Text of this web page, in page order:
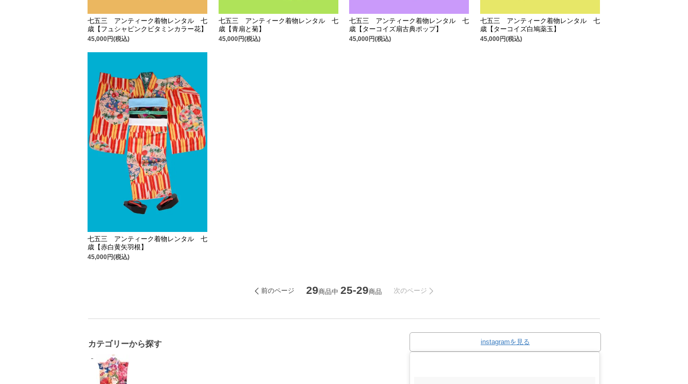
七五三 アンティーク着物レンタル 七
歳【フュシャピンクビタミンカラー花】
45,000円(税込)
七五三 アンティーク着物レンタル 七
歳【青扇と菊】
45,000円(税込)
七五三 アンティーク着物レンタル 七
歳【ターコイズ扇古典ポップ】
45,000円(税込)
七五三 アンティーク着物レンタル 七
歳【ターコイズ白鳩薬玉】
45,000円(税込)
七五三 アンティーク着物レンタル 七
歳【赤白黄矢羽根】
45,000円(税込)
前のページ 29商品中 25-29商品 次のページ
カテゴリーから探す instagramを見る